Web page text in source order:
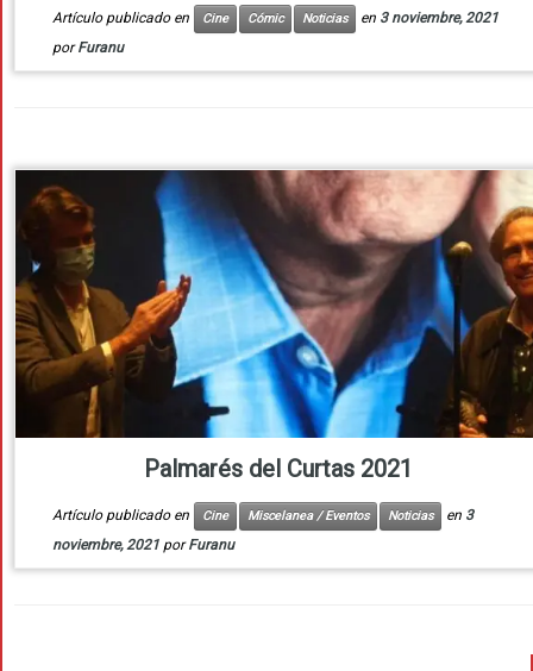
Artículo publicado en Cine Cómic Noticias en 3 noviembre, 2021
porFuranu
Palmarés del Curtas 2021
Artículo publicado en Cine Miscelanea / Eventos Noticias en 3
noviembre, 2021 porFuranu